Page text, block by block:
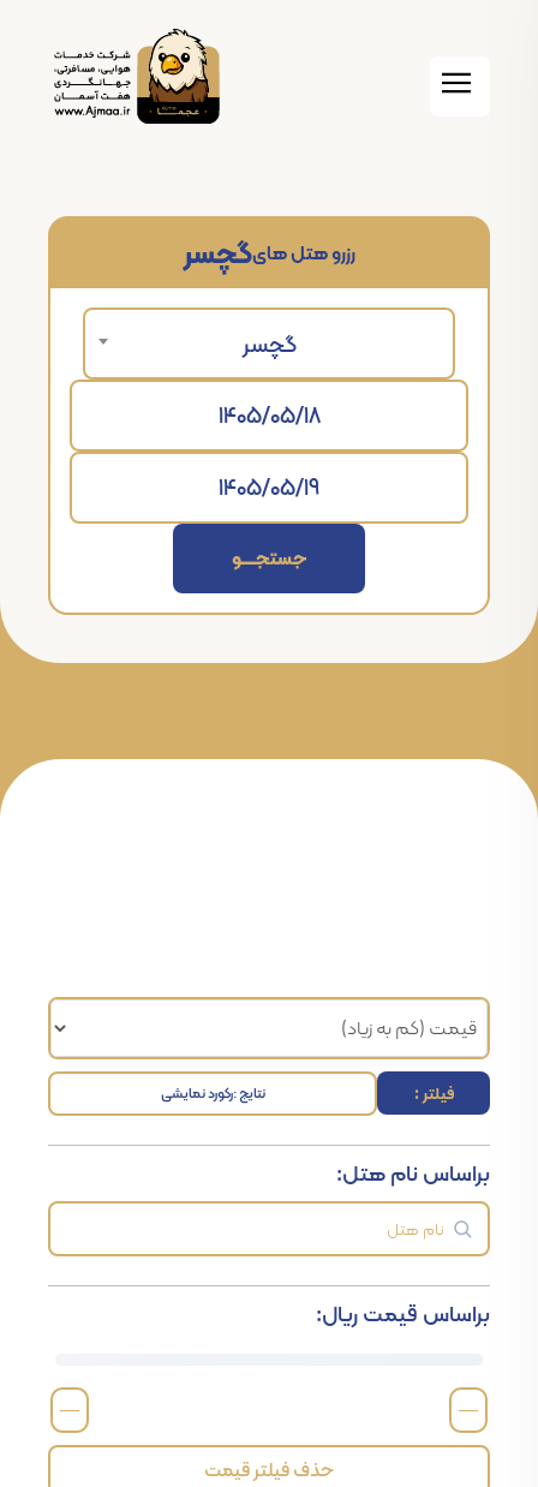
گچسررزرو هتل های
گچسر
جستجــــــو
فیلتر : نتایج :رکورد نمایشی
براساس نام هتل:
براساس قیمت ریال:
—
—
حذف فیلتر قیمت